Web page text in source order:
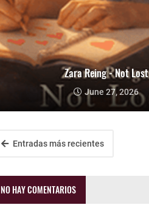
Zara Reing - Not Lost
June 27, 2026
Entradas más recientes
NO HAY COMENTARIOS